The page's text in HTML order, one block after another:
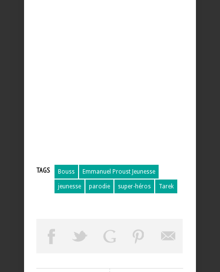
TAGS Bouss Emmanuel Proust Jeunesse
jeunesse parodie super-héros Tarek